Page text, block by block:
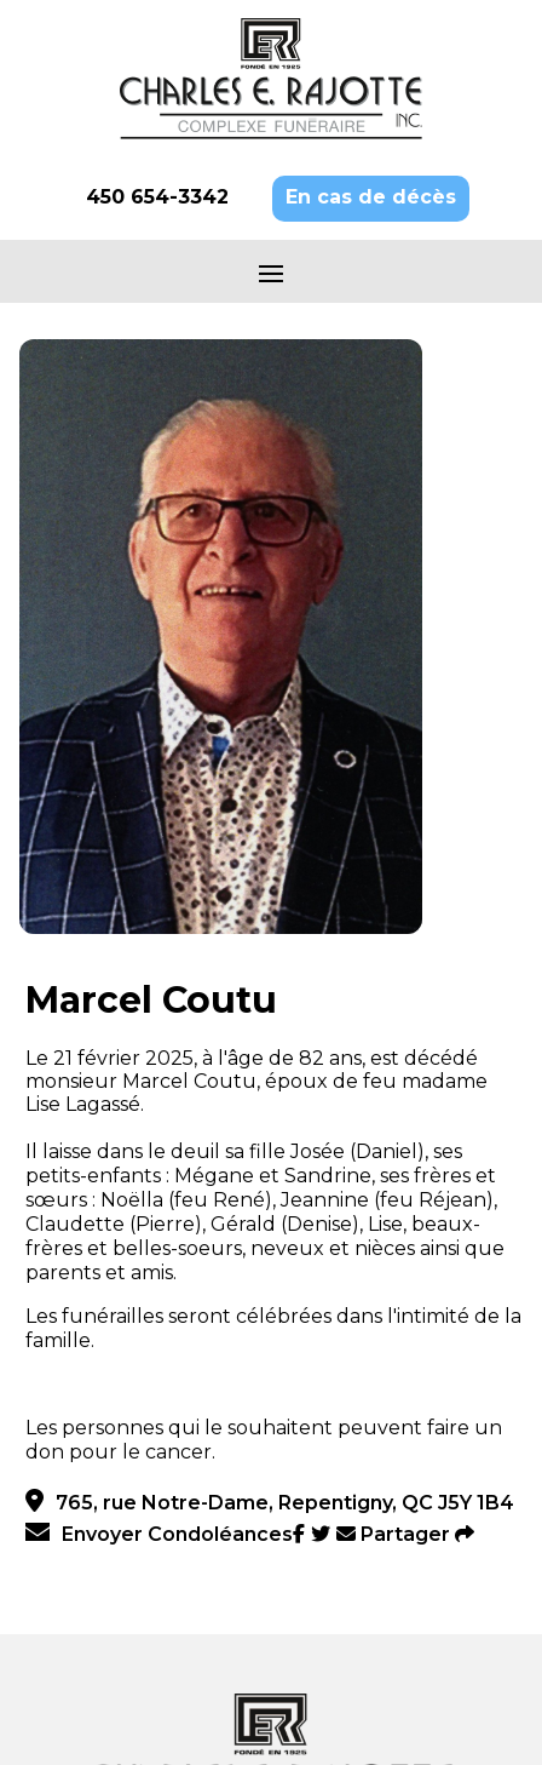
450 654-3342 En cas de décès
Marcel Coutu
Le 21 février 2025, à l'âge de 82 ans, est décédé
monsieur Marcel Coutu, époux de feu madame
Lise Lagassé.
Il laisse dans le deuil sa fille Josée (Daniel), ses
petits-enfants : Mégane et Sandrine, ses frères et
sœurs : Noëlla (feu René), Jeannine (feu Réjean),
Claudette (Pierre), Gérald (Denise), Lise, beaux-
frères et belles-soeurs, neveux et nièces ainsi que
parents et amis.
Les funérailles seront célébrées dans l'intimité de la
famille.
Les personnes qui le souhaitent peuvent faire un
don pour le cancer.
765, rue Notre-Dame, Repentigny, QC J5Y 1B4
Envoyer Condoléances
Partager